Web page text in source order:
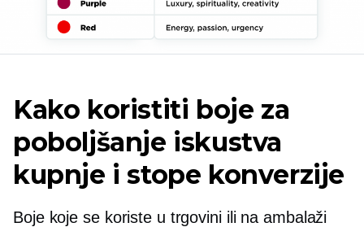
Kako koristiti boje za
poboljšanje iskustva
kupnje i stope konverzije
Boje koje se koriste u trgovini ili na ambalaži